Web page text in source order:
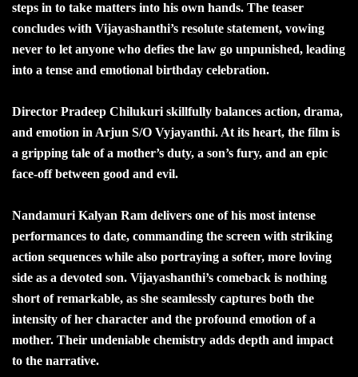
steps in to take matters into his own hands. The teaser
concludes with Vijayashanthi’s resolute statement, vowing
never to let anyone who defies the law go unpunished, leading
into a tense and emotional birthday celebration.
Director Pradeep Chilukuri skillfully balances action, drama,
and emotion in Arjun S/O Vyjayanthi. At its heart, the film is
a gripping tale of a mother’s duty, a son’s fury, and an epic
face-off between good and evil.
Nandamuri Kalyan Ram delivers one of his most intense
performances to date, commanding the screen with striking
action sequences while also portraying a softer, more loving
side as a devoted son. Vijayashanthi’s comeback is nothing
short of remarkable, as she seamlessly captures both the
intensity of her character and the profound emotion of a
mother. Their undeniable chemistry adds depth and impact
to the narrative.